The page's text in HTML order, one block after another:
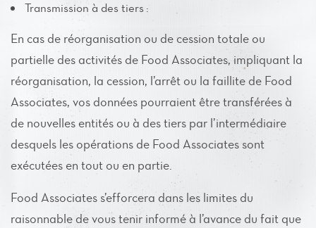
Transmission à des tiers :
En cas de réorganisation ou de cession totale ou
partielle des activités de Food Associates, impliquant la
réorganisation, la cession, l’arrêt ou la faillite de Food
Associates, vos données pourraient être transférées à
de nouvelles entités ou à des tiers par l’intermédiaire
desquels les opérations de Food Associates sont
exécutées en tout ou en partie.
Food Associates s’efforcera dans les limites du
raisonnable de vous tenir informé à l’avance du fait que